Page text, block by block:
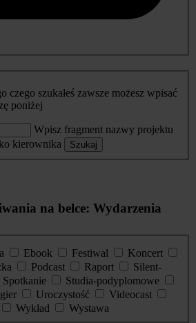
czego szukałeś zawsze możesz wpisać
poniżej
Wpisz fragment nazwy projektu
kierownika
Szukaj
na belce: Wydarzenia
Ebook Festiwal
Koncert
Podcast Raport
Silent-
Spotkanie
Studia-podyplomowe
Uroczystość
Videocast
Wykład
Wystawa